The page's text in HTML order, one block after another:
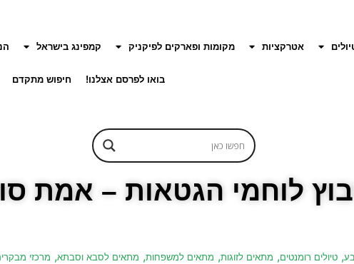
אטרקציות מקומות ופארקים לפיקניק קמפינג בישראל
בואו לפרסם אצלנו! חיפוש מתקדם
לוחמי הגטאות – אמת
, טיולים רומנטים, מתאים לזוגות, מתאים למשפחות, מתאים לסבא וסבתא, מרכזי